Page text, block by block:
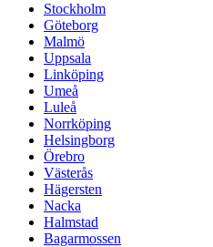
Stockholm
Göteborg
Malmö
Uppsala
Linköping
Umeå
Luleå
Norrköping
Helsingborg
Örebro
Västerås
Hägersten
Nacka
Halmstad
Bagarmossen